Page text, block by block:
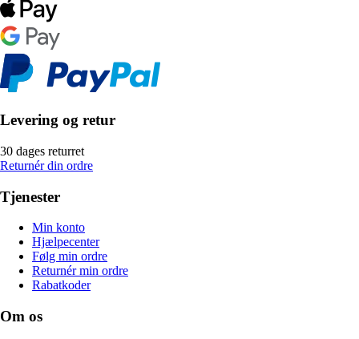
Levering og retur
30 dages returret
Returnér din ordre
Tjenester
Min konto
Hjælpecenter
Følg min ordre
Returnér min ordre
Rabatkoder
Om os